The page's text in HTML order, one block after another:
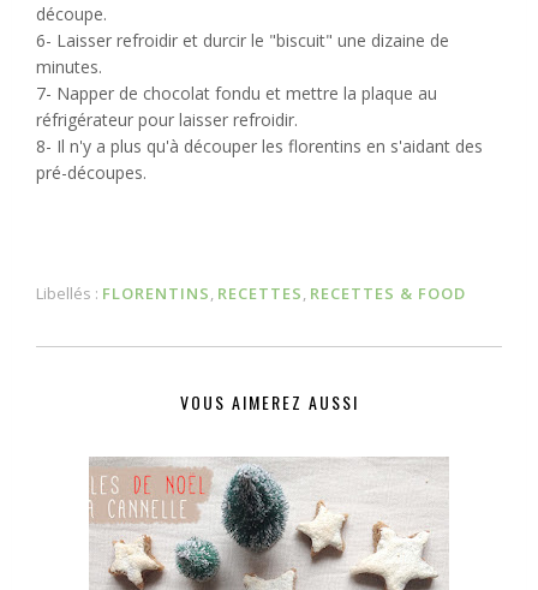
découpe.
6- Laisser refroidir et durcir le "biscuit" une dizaine de
minutes.
7- Napper de chocolat fondu et mettre la plaque au
réfrigérateur pour laisser refroidir.
8- Il n'y a plus qu'à découper les florentins en s'aidant des
pré-découpes.
Libellés : FLORENTINS, RECETTES, RECETTES & FOOD
VOUS AIMEREZ AUSSI